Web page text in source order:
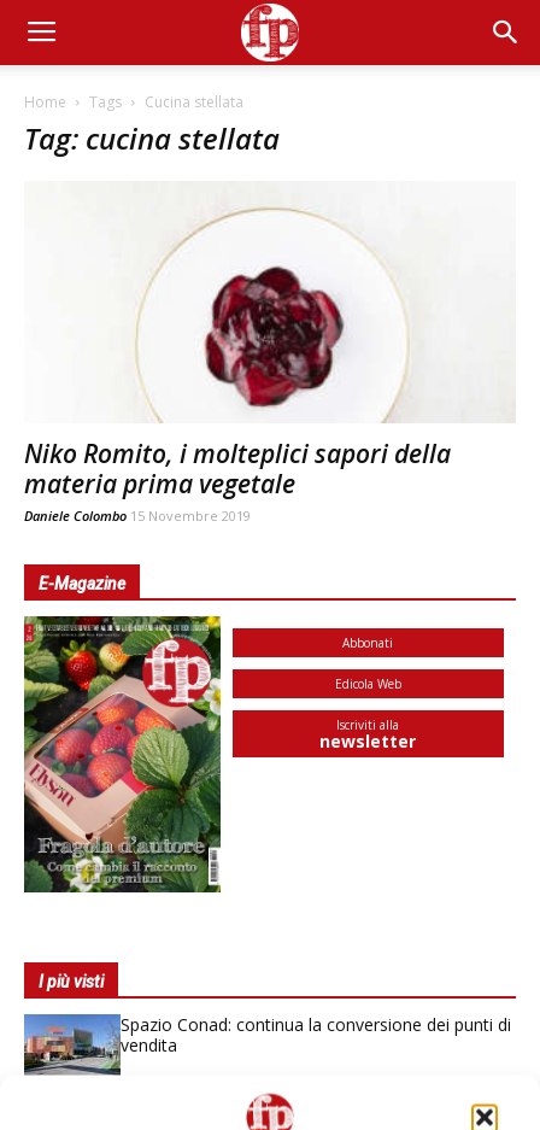
Home Tags Cucina stellata
Tag: cucina stellata
Niko Romito, i molteplici sapori della
materia prima vegetale
Daniele Colombo 15 Novembre 2019
E-Magazine
Abbonati
Edicola Web
Iscriviti alla
newsletter
I più visti
Spazio Conad: continua la conversione dei punti di
vendita
Non è una susina: è Metis… e può rivoluzionare la